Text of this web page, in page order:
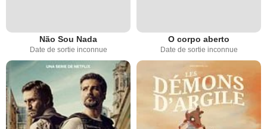
Não Sou Nada
Date de sortie inconnue
O corpo aberto
Date de sortie inconnue